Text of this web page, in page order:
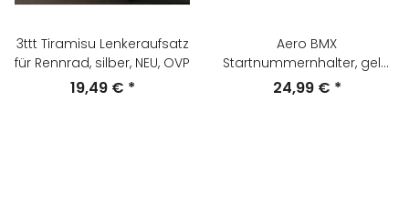
3ttt Tiramisu Lenkeraufsatz
für Rennrad, silber, NEU, OVP
19,49 € *
Aero BMX
Startnummernhalter, gelb,
NEU
24,99 € *